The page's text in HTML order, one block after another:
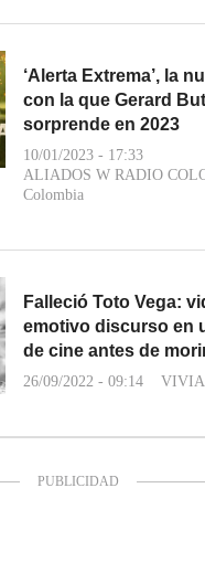
‘Alerta Extrema’, la
con la que Gerard
sorprende en 2023
10/01/2023 - 17:33
ALIADOS W RADIO
Colombia
Falleció Toto Vega:
emotivo discurso en
de cine antes de
26/09/2022 - 09:14